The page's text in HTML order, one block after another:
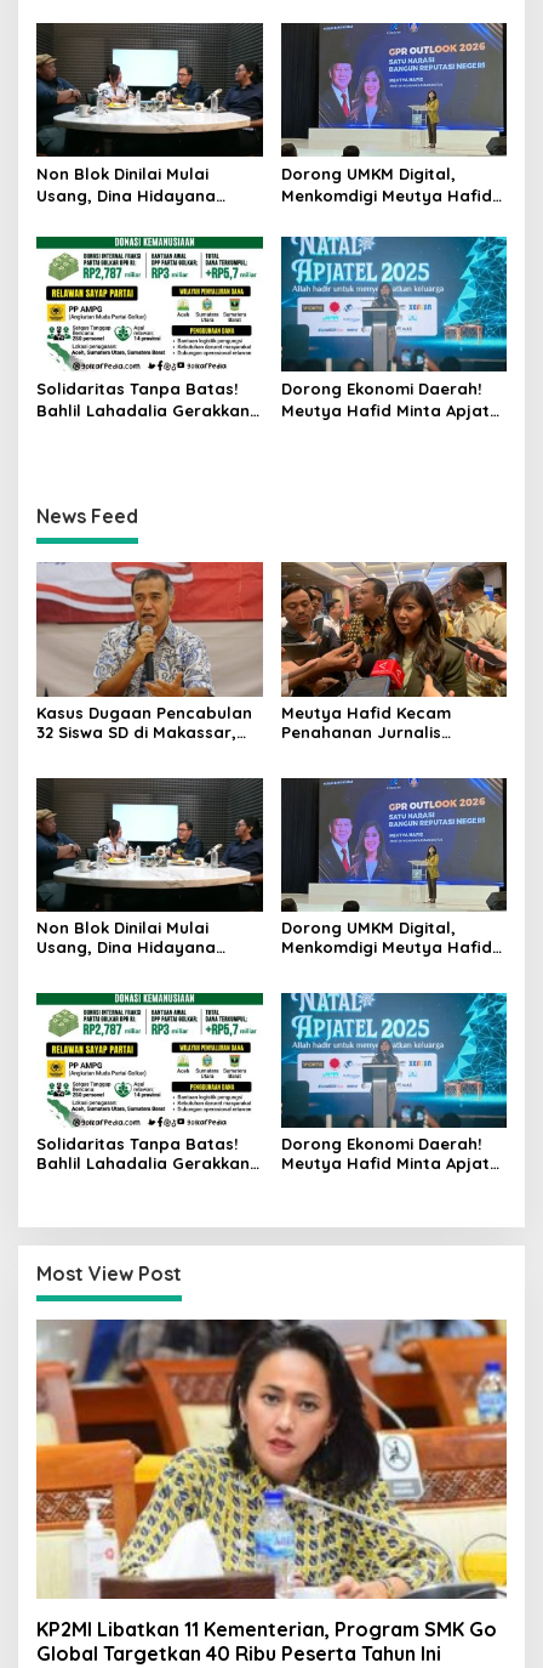
Hukuman Berat dan
Pendampingan Korban
dalam Misi Kemanusiaan ke
Non Blok Dinilai Mulai
Usang, Dina Hidayana
Cantik di Semua Blok
​Dorong UMKM Digital,
Menkomdigi Meutya Hafid
Pro Gratis
Solidaritas Tanpa Batas!
Bahlil Lahadalia Gerakkan
Dorong Ekonomi Daerah!
Meutya Hafid Minta Apjatel
News Feed
Kasus Dugaan Pencabulan
32 Siswa SD di Makassar,
Pendampingan Korban
Meutya Hafid Kecam
Penahanan Jurnalis
Non Blok Dinilai Mulai
Usang, Dina Hidayana
​Dorong UMKM Digital,
Menkomdigi Meutya Hafid
Solidaritas Tanpa Batas!
Bahlil Lahadalia Gerakkan
Dorong Ekonomi Daerah!
Meutya Hafid Minta Apjatel
Most View Post
KP2MI Libatkan 11 Kementerian, Program SMK Go
Global Targetkan 40 Ribu Peserta Tahun Ini